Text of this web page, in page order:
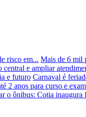
risco em... Mais de 6 mil
e ampliar
e futuro Carnaval é
2 anos para curso e
o ônibus: Cotia